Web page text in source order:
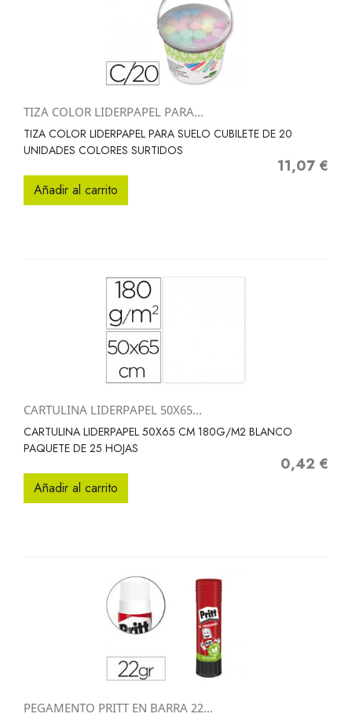
TIZA COLOR LIDERPAPEL PARA...
TIZA COLOR LIDERPAPEL PARA SUELO CUBILETE DE 20
UNIDADES COLORES SURTIDOS
Precio
11,07 €
Añadir al carrito
CARTULINA LIDERPAPEL 50X65...
CARTULINA LIDERPAPEL 50X65 CM 180G/M2 BLANCO
PAQUETE DE 25 HOJAS
Precio
0,42 €
Añadir al carrito
PEGAMENTO PRITT EN BARRA 22...